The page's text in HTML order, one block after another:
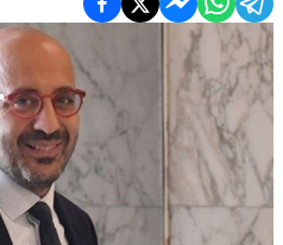
ثقافة ومجتمع
مواقف
وليد جنبلاطالحزب
ابحث